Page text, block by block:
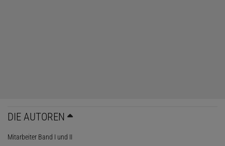
DIE AUTOREN
Mitarbeiter Band I und II